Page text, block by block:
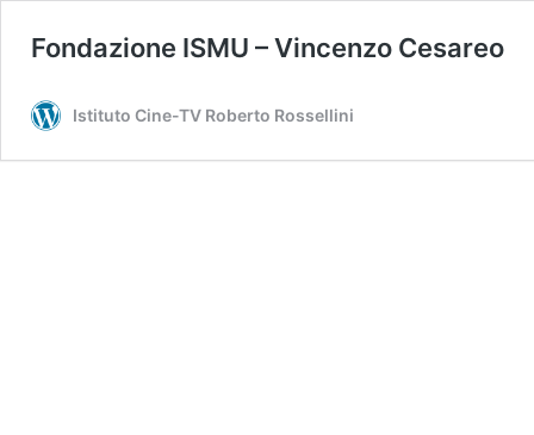
Fondazione ISMU – Vincenzo Cesareo
Istituto Cine-TV Roberto Rossellini